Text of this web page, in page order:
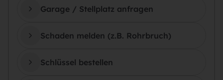
Garage / Stellplatz anfragen
Schaden melden (z.B. Rohrbruch)
Schlüssel bestellen